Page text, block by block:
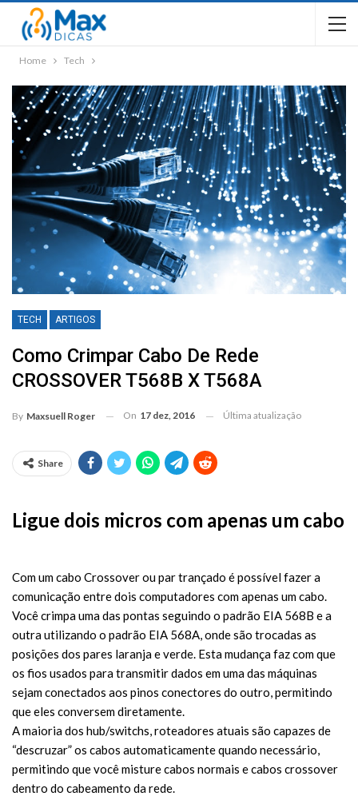
Home Tech
TECH ARTIGOS
Como Crimpar Cabo De Rede
CROSSOVER T568B X T568A
By Maxsuell Roger On 17 dez, 2016 Última atualização
Share
Ligue dois micros com apenas um cabo
Com um cabo Crossover ou par trançado é possível fazer a
comunicação entre dois computadores com apenas um cabo.
Você crimpa uma das pontas seguindo o padrão EIA 568B e a
outra utilizando o padrão EIA 568A, onde são trocadas as
posições dos pares laranja e verde. Esta mudança faz com que
os fios usados para transmitir dados em uma das máquinas
sejam conectados aos pinos conectores do outro, permitindo
que eles conversem diretamente.
A maioria dos hub/switchs, roteadores atuais são capazes de
“descruzar” os cabos automaticamente quando necessário,
permitindo que você misture cabos normais e cabos crossover
dentro do cabeamento da rede.